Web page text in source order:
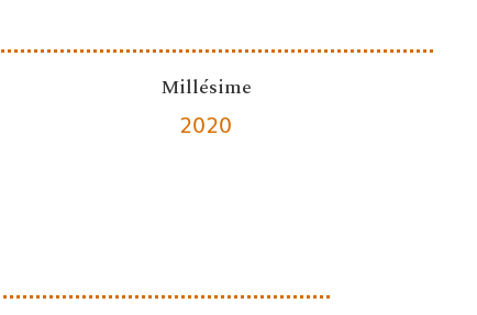
Millésime
2020